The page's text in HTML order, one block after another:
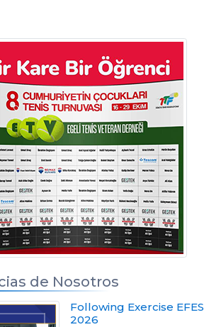
de Nosotros
Following Exercise EFES
2026